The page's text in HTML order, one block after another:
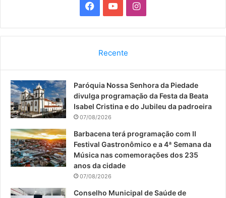
a
b
o
k
o
u
b
I
n
a
g
a
Recente
Paróquia Nossa Senhora da Piedade
divulga programação da Festa da Beata
Isabel Cristina e do Jubileu da padroeira
07/08/2026
Barbacena terá programação com II
Festival Gastronômico e a 4ª Semana da
Música nas comemorações dos 235
anos da cidade
07/08/2026
Conselho Municipal de Saúde de